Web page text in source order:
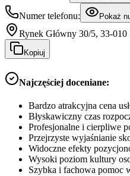
Numer telefonu: Pokaż
Rynek Główny 30/5, 33-
Kopiuj
Najczęściej doceniane:
Bardzo atrakcyjna cena
Błyskawiczny czas
Profesjonalne i cierpliwe
Przejrzyste wyjaśnianie
Widoczne efekty
Wysoki poziom kultury
Szybka i fachowa pomoc